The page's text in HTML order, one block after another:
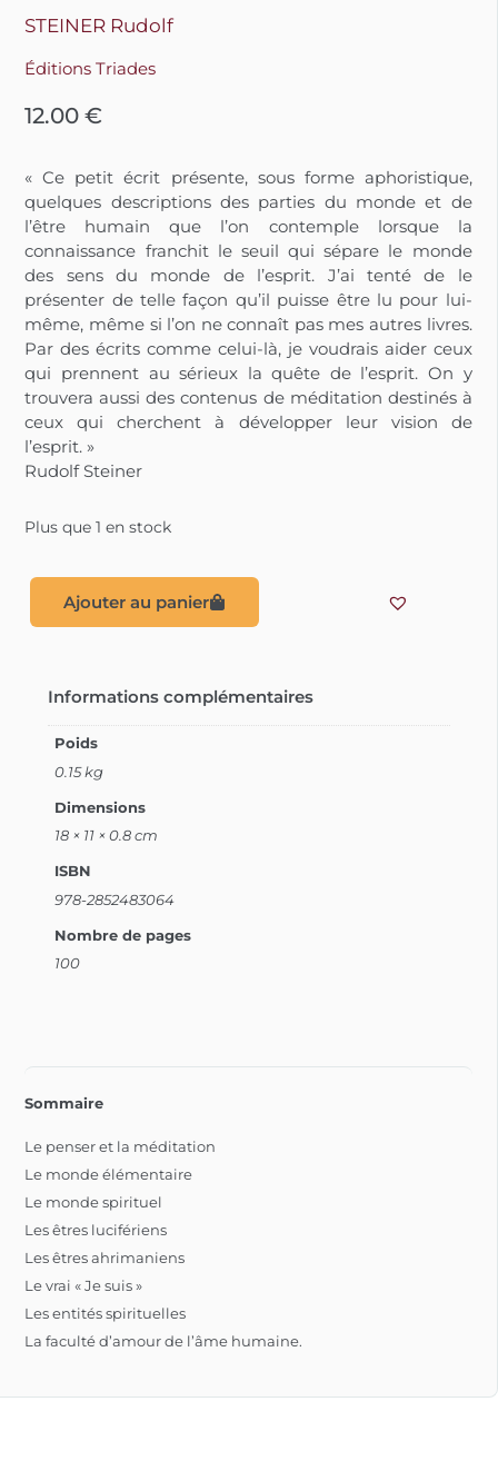
STEINER Rudolf
Éditions Triades
12.00€
« Ce petit écrit présente, sous forme aphoristique,
quelques descriptions des parties du monde et de
l’être humain que l’on contemple lorsque la
connaissance franchit le seuil qui sépare le monde
des sens du monde de l’esprit. J’ai tenté de le
présenter de telle façon qu’il puisse être lu pour lui-
même, même si l’on ne connaît pas mes autres livres.
Par des écrits comme celui-là, je voudrais aider ceux
qui prennent au sérieux la quête de l’esprit. On y
trouvera aussi des contenus de méditation destinés à
ceux qui cherchent à développer leur vision de
l’esprit. »
Rudolf Steiner
Plus que 1 en stock
Ajouter au panier
Informations complémentaires
Poids
0.15 kg
Dimensions
18 × 11 × 0.8 cm
ISBN
978-2852483064
Nombre de pages
100
Sommaire
Le penser et la méditation
Le monde élémentaire
Le monde spirituel
Les êtres lucifériens
Les êtres ahrimaniens
Le vrai « Je suis »
Les entités spirituelles
La faculté d’amour de l’âme humaine.